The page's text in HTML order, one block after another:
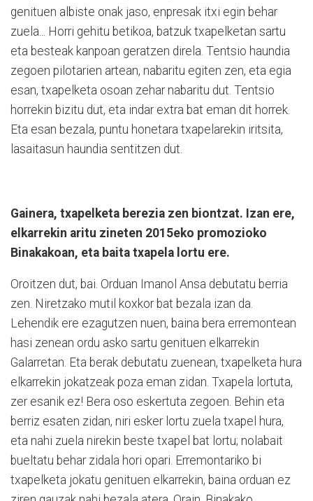
genituen albiste onak jaso, enpresak itxi egin behar
zuela... Horri gehitu betikoa, batzuk txapelketan sartu
eta besteak kanpoan geratzen direla. Tentsio haundia
zegoen pilotarien artean, nabaritu egiten zen, eta egia
esan, txapelketa osoan zehar nabaritu dut. Tentsio
horrekin bizitu dut, eta indar extra bat eman dit horrek.
Eta esan bezala, puntu honetara txapelarekin iritsita,
lasaitasun haundia sentitzen dut.
Gainera, txapelketa berezia zen biontzat. Izan ere,
elkarrekin aritu zineten 2015eko promozioko
Binakakoan, eta baita txapela lortu ere.
Oroitzen dut, bai. Orduan Imanol Ansa debutatu berria
zen. Niretzako mutil koxkor bat bezala izan da.
Lehendik ere ezagutzen nuen, baina bera erremontean
hasi zenean ordu asko sartu genituen elkarrekin
Galarretan. Eta berak debutatu zuenean, txapelketa hura
elkarrekin jokatzeak poza eman zidan. Txapela lortuta,
zer esanik ez! Bera oso eskertuta zegoen. Behin eta
berriz esaten zidan, niri esker lortu zuela txapel hura,
eta nahi zuela nirekin beste txapel bat lortu; nolabait
bueltatu behar zidala hori opari. Erremontariko bi
txapelketa jokatu genituen elkarrekin, baina orduan ez